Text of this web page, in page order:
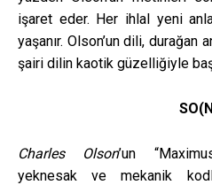
işaret eder. Her ihlal yeni
yaşanır. Olson’un dili, durağan
şairi dilin kaotik güzelliğiyle
Charles Olson’un
yeknesak ve mekanik